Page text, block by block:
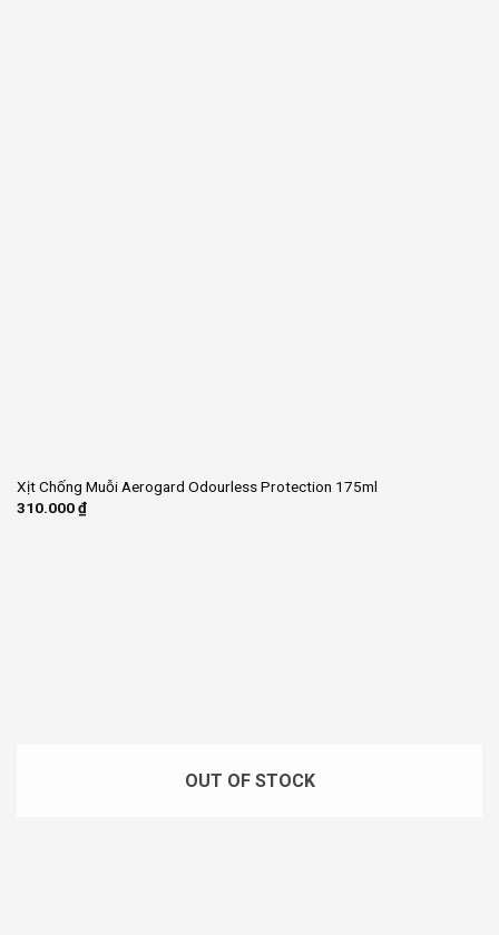
Xịt Chống Muỗi Aerogard Odourless Protection 175ml
310.000₫
OUT OF STOCK